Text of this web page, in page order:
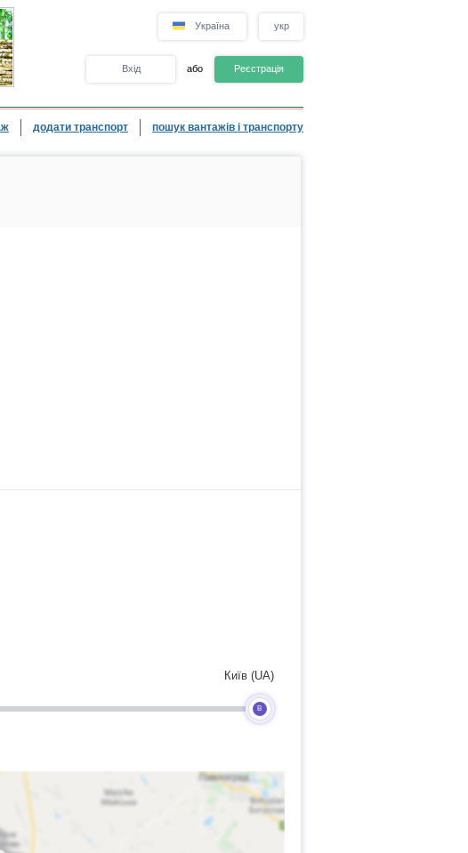
Україна укр
Вхід або Реєстрація
додати транспорт пошук вантажів і транспорту
B
Київ (UA)